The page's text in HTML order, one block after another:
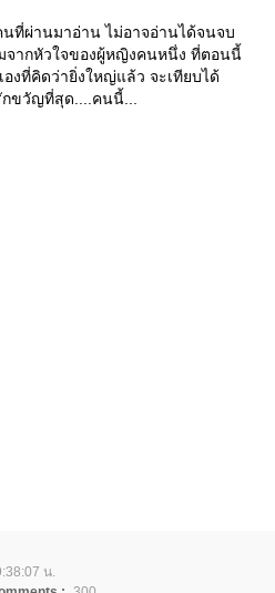
ที่ผ่านมาอ่าน ไม่อาจอ่านได้จนจบ
ากหัวใจของผู้หญิงคนหนึ่ง ที่ตอนนี้
งที่คิดว่ายิ่งใหญ่แล้ว จะเทียบได้
ขวัญที่สุด....คนนี้...
น.